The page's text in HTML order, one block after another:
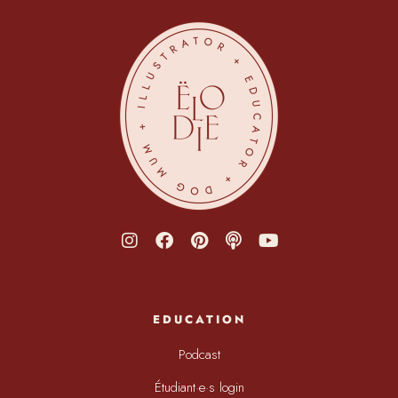
EDUCATION
Podcast
Étudiant·e·s login